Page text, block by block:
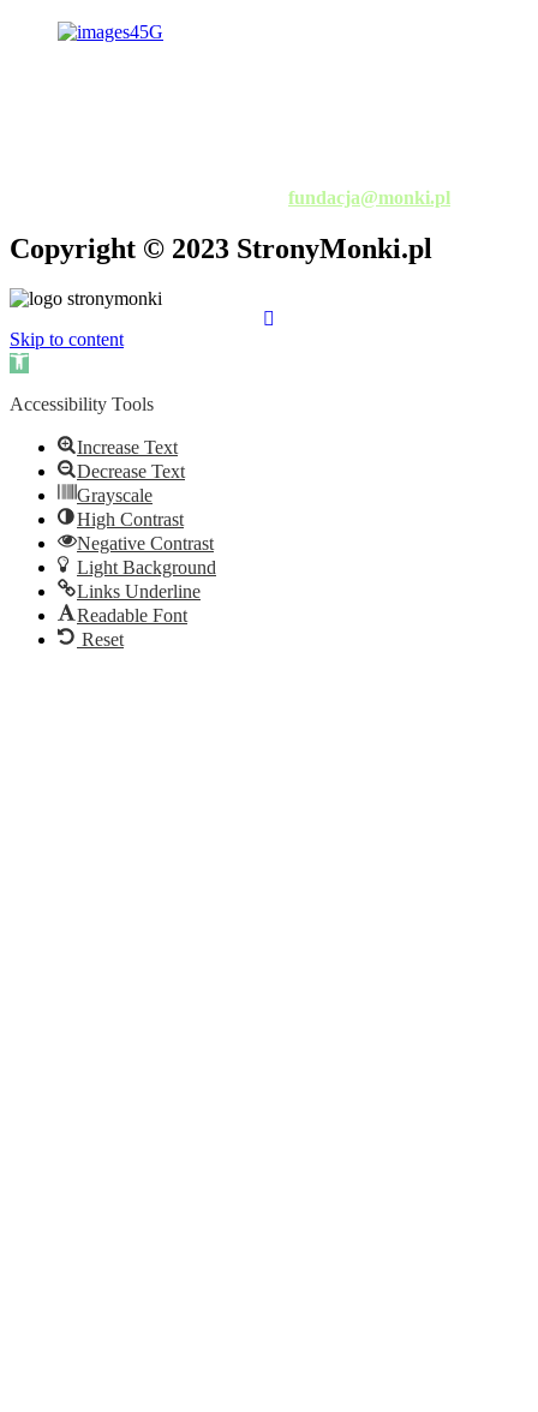
fundacja@monki.pl
Copyright © 2023 StronyMonki.pl
Skip to content
Open
Accessibility Tools
Increase Text
Decrease Text
Grayscale
High Contrast
Negative Contrast
Light Background
Links Underline
Readable Font
Reset